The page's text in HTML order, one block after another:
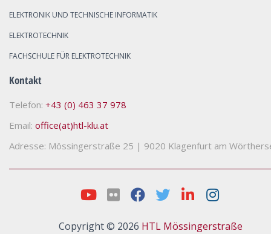
ELEKTRONIK UND TECHNISCHE INFORMATIK
ELEKTROTECHNIK
FACHSCHULE FÜR ELEKTROTECHNIK
Kontakt
Telefon: +43 (0) 463 37 978
Email: office(at)htl-klu.at
Adresse: Mössingerstraße 25 | 9020 Klagenfurt am
Copyright © 2026 HTL Mössingerstraße